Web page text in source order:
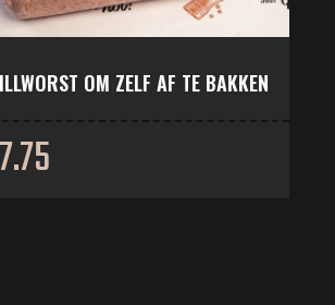
OM ZELF AF TE BAKKEN